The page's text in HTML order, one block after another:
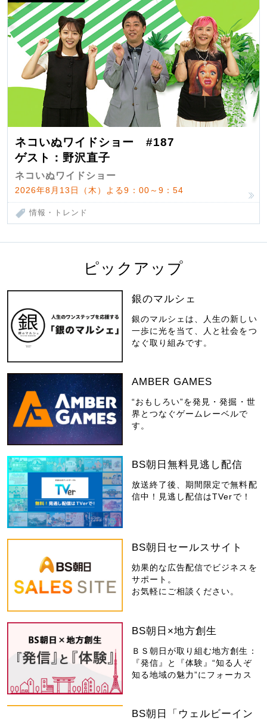
ネコいぬワイドショー #187
ゲスト：野沢直子
ネコいぬワイドショー
2026年8月13日（木）よる9：00～9：54
情報・トレンド
ピックアップ
銀のマルシェ
銀のマルシェは、人生の新しい
一歩に光を当て、人と社会をつ
なぐ取り組みです。
AMBER GAMES
“おもしろい”を発見・発掘・世
界とつなぐゲームレーベルで
す。
BS朝日無料見逃し配信
放送終了後、期間限定で無料配
信中！見逃し配信はTVerで！
BS朝日セールスサイト
効果的な広告配信でビジネスを
サポート。
お気軽にご相談ください。
BS朝日×地方創生
ＢＳ朝日が取り組む地方創生：
『発信』と『体験』“知る人ぞ
知る地域の魅力”にフォーカス
BS朝日「ウェルビーイン